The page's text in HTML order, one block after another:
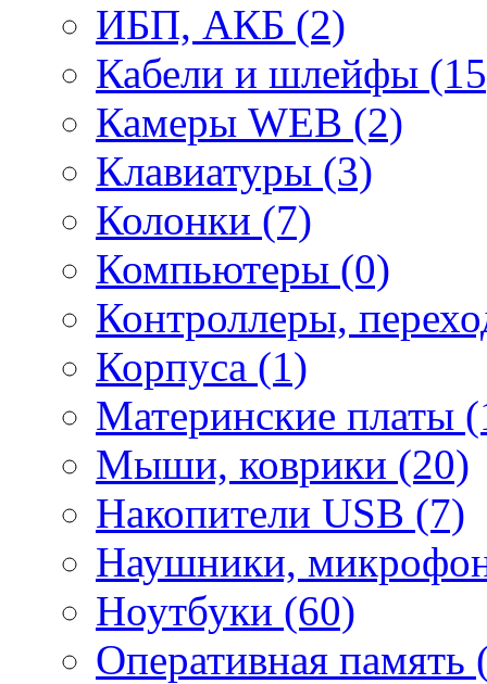
ИБП, АКБ (2)
Кабели и шлейфы
Камеры WEB (2)
Клавиатуры (3)
Колонки (7)
Компьютеры (0)
Контроллеры,
Корпуса (1)
Материнские платы
Мыши, коврики (20)
Накопители USB (7)
Наушники,
Ноутбуки (60)
Оперативная память